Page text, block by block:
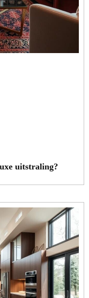
uitstraling?